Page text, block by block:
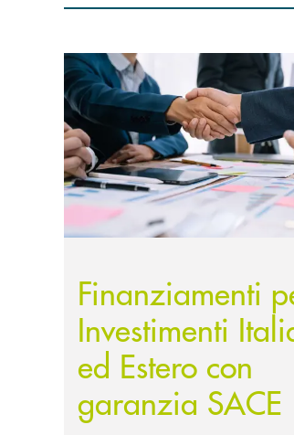
Scopri di più Finanziamenti per
Finanziamenti
Investimenti
ed Estero con
garanzia SACE